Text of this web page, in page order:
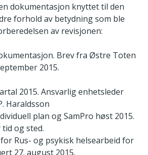
dokumentasjon knyttet til den
forhold av betydning som ble
av revisjonen:
Brev fra Østre Toten
2015.
2015. Ansvarlig enhetsleder
Haraldsson
plan og SamPro høst 2015.
og sted.
Rus- og psykisk helsearbeid for
27. august 2015.